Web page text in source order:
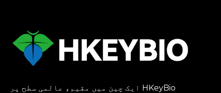
HKeyBio ایک چین میں مقیم، عالمی سطح پر